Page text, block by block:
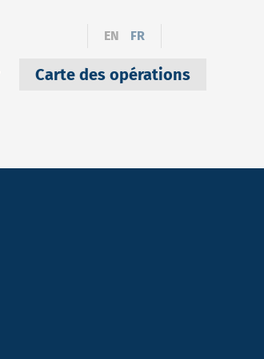
EN FR
Carte des opérations